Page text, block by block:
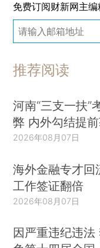
免费订阅财新网主
推荐阅读
河南“三支一扶”
弊 内外勾结提
2026年08月07日
海外金融专才回
工作签证翻倍
2026年08月07日
因严重违纪违法